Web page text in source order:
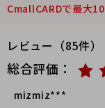
CmallCARDで最大
レビュー（85件）
総合評価：
mizmiz***